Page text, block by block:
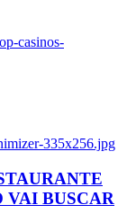
casinos-
335x256.jpg
BUSCAR